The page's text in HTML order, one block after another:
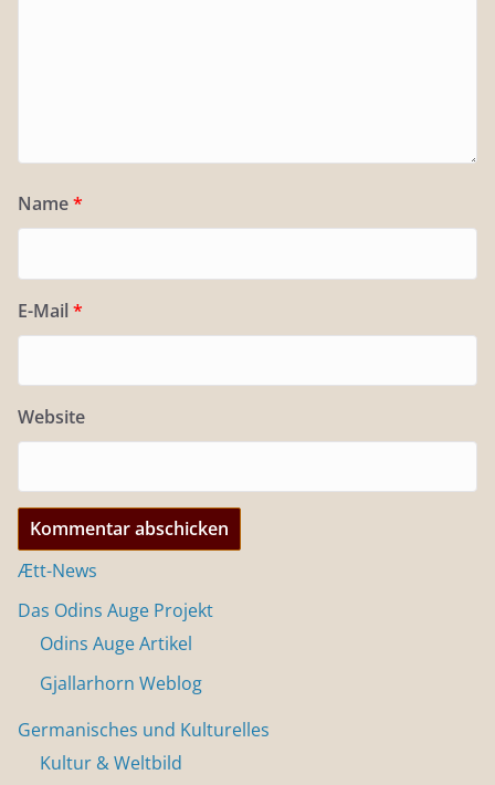
Name*
E-Mail *
Website
Ætt-News
Das Odins Auge Projekt
Odins Auge Artikel
Gjallarhorn Weblog
Germanisches und Kulturelles
Kultur & Weltbild